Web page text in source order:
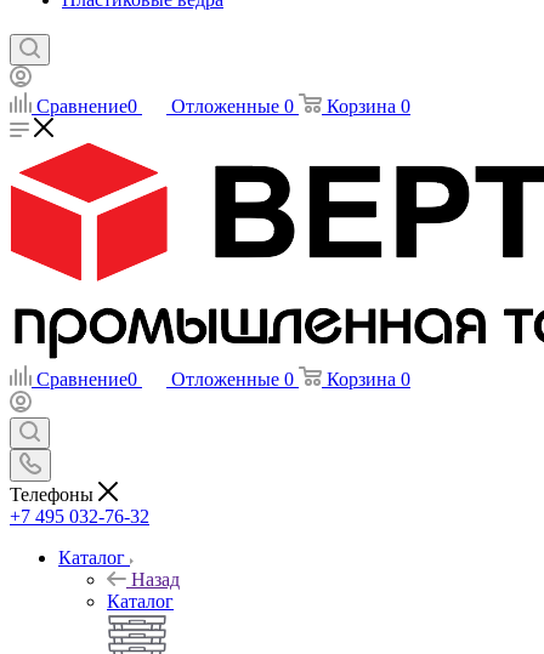
Сравнение0 Отложенные 0 Корзина 0
Сравнение0 Отложенные 0 Корзина 0
Телефоны
+7 495 032-76-32
Каталог
Назад
Каталог